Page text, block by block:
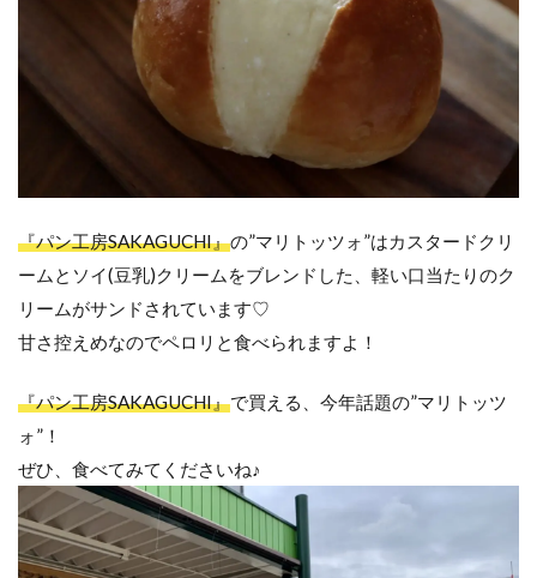
『パン工房SAKAGUCHI』の”マリトッツォ”はカスタードクリ
ームとソイ(豆乳)クリームをブレンドした、軽い口当たりのク
リームがサンドされています♡
甘さ控えめなのでペロリと食べられますよ！
『パン工房SAKAGUCHI』で買える、今年話題の”マリトッツ
ォ”！
ぜひ、食べてみてくださいね♪